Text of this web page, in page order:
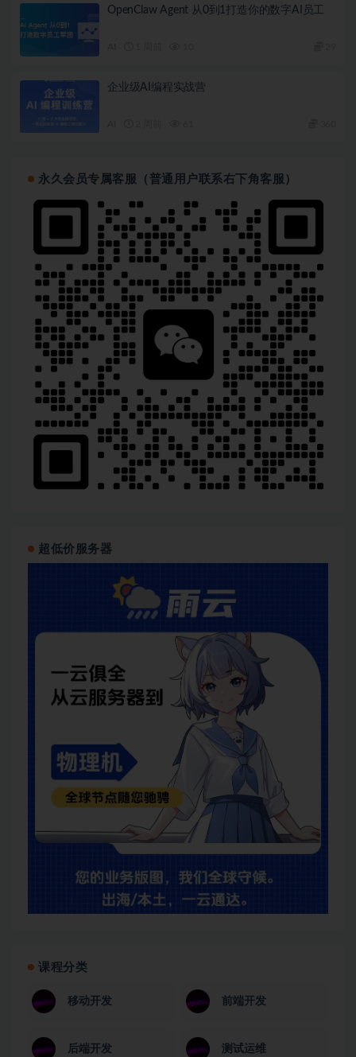
OpenClaw Agent 从0到1打造你的数字AI员工
企业级AI编程实战营
永久会员专属客服（普通用户联系右下角客服）
超低价服务器
课程分类
移动开发 前端开发
后端开发 测试运维